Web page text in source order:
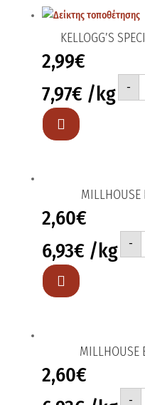
KELLOGG’S
2,99€
7,97€ /kg -
Κ

2,60€
6,93€ /kg -

2,60€
-